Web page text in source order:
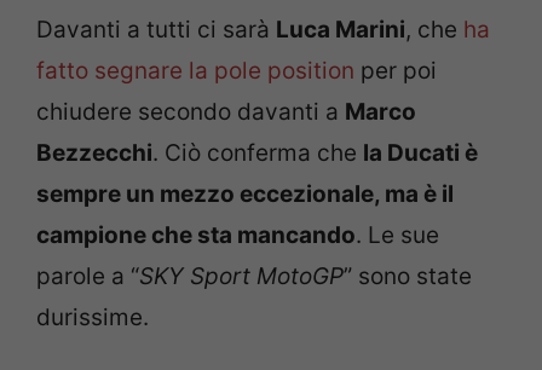
Davanti a tutti ci sarà Luca Marini, che ha
fatto segnare la pole position per poi
chiudere secondo davanti a Marco
Bezzecchi. Ciò conferma che la Ducati è
sempre un mezzo eccezionale, ma è il
campione che sta mancando. Le sue
parole a “SKY Sport MotoGP” sono state
durissime.